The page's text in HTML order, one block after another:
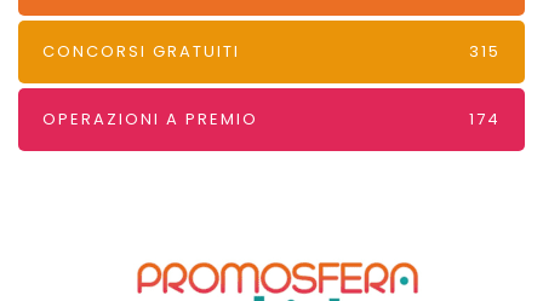
CONCORSI GRATUITI 315
OPERAZIONI A PREMIO 174